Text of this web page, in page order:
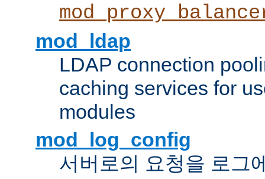
mod_ldap
LDAP connection
caching services for
modules
mod_log_config
서버로의 요청을 로그